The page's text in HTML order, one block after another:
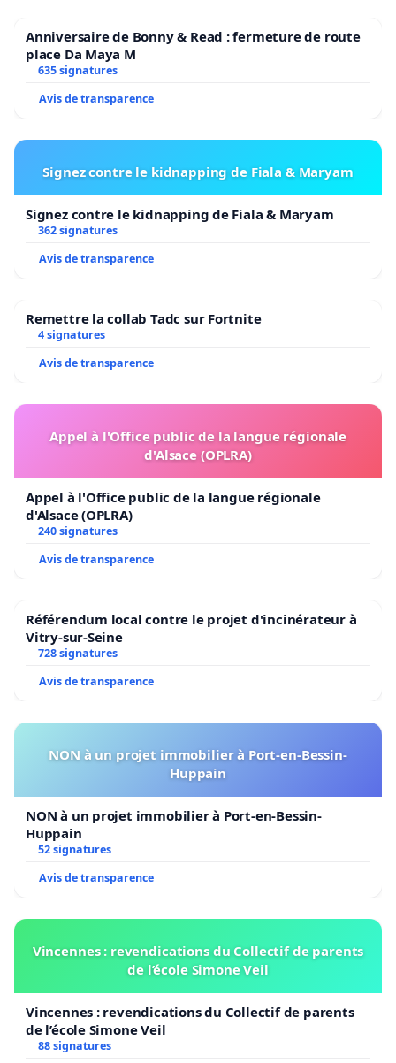
Anniversaire de Bonny & Read : fermeture de route
place Da Maya M
635 signatures
Avis de transparence
Signez contre le kidnapping de Fiala & Maryam
Signez contre le kidnapping de Fiala & Maryam
362 signatures
Avis de transparence
Remettre la collab Tadc sur Fortnite
4 signatures
Avis de transparence
Appel à l'Office public de la langue régionale
d'Alsace (OPLRA)
Appel à l'Office public de la langue régionale
d'Alsace (OPLRA)
240 signatures
Avis de transparence
Référendum local contre le projet d'incinérateur à
Vitry-sur-Seine
728 signatures
Avis de transparence
NON à un projet immobilier à Port-en-Bessin-
Huppain
NON à un projet immobilier à Port-en-Bessin-
Huppain
52 signatures
Avis de transparence
Vincennes : revendications du Collectif de parents
de l’école Simone Veil
Vincennes : revendications du Collectif de parents
de l’école Simone Veil
88 signatures